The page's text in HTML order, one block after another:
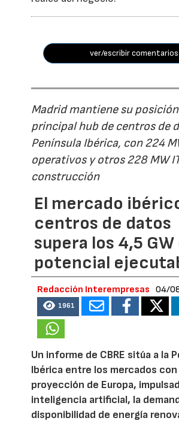
ver/escribir comentarios
Madrid mantiene su
principal hub de centros de
Península Ibérica, con 224
operativos y otros 228 MW
construcción
El mercado
centros de datos
supera los 4,5 GW
potencial
Redacción Interempresas 04/
1961
Un informe de CBRE sitúa a la
Ibérica entre los mercados con
proyección de Europa,
inteligencia artificial, la
disponibilidad de energía